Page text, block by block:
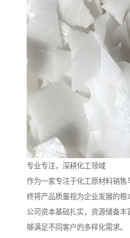
专业专注，深耕化工领域
作为一家专注于化工原材料销售
终将产品质量视为企业发展的根
公司资本基础扎实，资源储备
够满足不同客户的多样化需求。